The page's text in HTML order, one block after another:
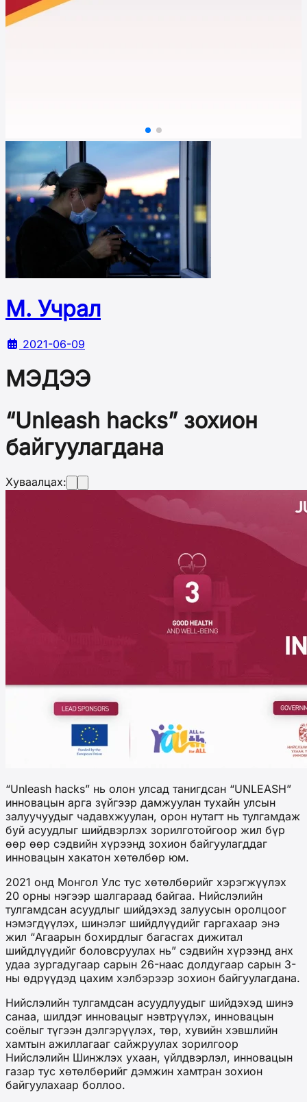
М. Учрал
2021-06-09
МЭДЭЭ
“Unleash hacks” зохион
байгуулагдана
Хуваалцах:
“Unleash hacks” нь олон улсад танигдсан “UNLEASH”
инновацын арга зүйгээр дамжуулан тухайн улсын
залуучуудыг чадавхжуулан, орон нутагт нь тулгамдаж
буй асуудлыг шийдвэрлэх зорилготойгоор жил бүр
өөр өөр сэдвийн хүрээнд зохион байгуулагддаг
инновацын хакатон хөтөлбөр юм.
2021 онд Монгол Улс тус хөтөлбөрийг хэрэгжүүлэх
20 орны нэгээр шалгараад байгаа. Нийслэлийн
тулгамдсан асуудлыг шийдэхэд залуусын оролцоог
нэмэгдүүлэх, шинэлэг шийдлүүдийг гаргахаар энэ
жил “Агаарын бохирдлыг багасгах дижитал
шийдлүүдийг боловсруулах нь” сэдвийн хүрээнд анх
удаа зургадугаар сарын 26-наас долдугаар сарын 3-
ны өдрүүдэд цахим хэлбэрээр зохион байгуулагдана.
Нийслэлийн тулгамдсан асуудлуудыг шийдэхэд шинэ
санаа, шилдэг инновацыг нэвтрүүлэх, инновацын
соёлыг түгээн дэлгэрүүлэх, төр, хувийн хэвшлийн
хамтын ажиллагааг сайжруулах зорилгоор
Нийслэлийн Шинжлэх ухаан, үйлдвэрлэл, инновацын
газар тус хөтөлбөрийг дэмжин хамтран зохион
байгуулахаар боллоо.